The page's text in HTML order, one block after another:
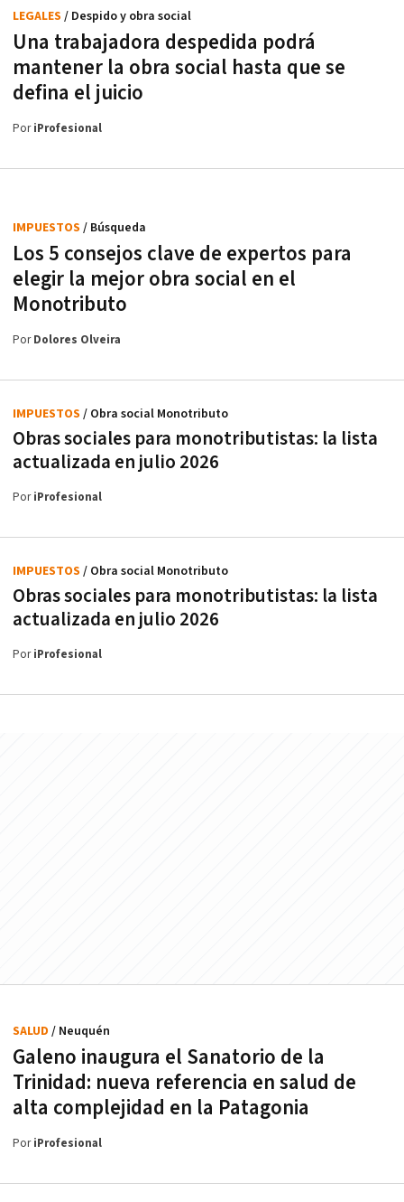
Una trabajadora despedida podrá
mantener la obra social hasta que se
defina el juicio
LEGALES / Despido y obra social
PoriProfesional
Los 5 consejos clave de expertos para
elegir la mejor obra social en el
Monotributo
IMPUESTOS / Búsqueda
PorDolores Olveira
Obras sociales para monotributistas: la lista
actualizada en julio 2026
IMPUESTOS / Obra social Monotributo
PoriProfesional
Obras sociales para monotributistas: la lista
actualizada en julio 2026
IMPUESTOS / Obra social Monotributo
PoriProfesional
Galeno inaugura el Sanatorio de la
Trinidad: nueva referencia en salud de
alta complejidad en la Patagonia
SALUD / Neuquén
PoriProfesional